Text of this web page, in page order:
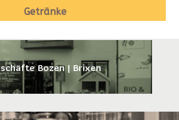
Getränke
Bozen | Brixen